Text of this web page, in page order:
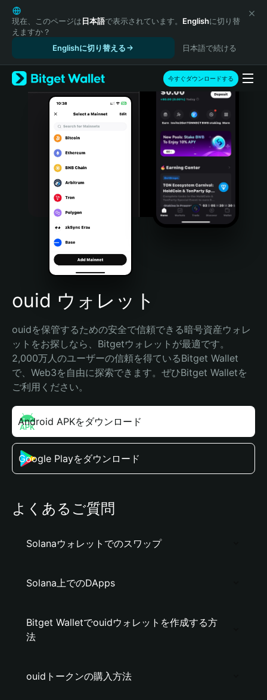
English
日本語
Tiếng Việt
Español (Latinoamérica)
Türkçe
Italiano
Português (Portugal)
Bahasa Indonesia
Português (Brasil)
Español (Argentina)
現在、このページは日本語で表示されています。 Englishに切り替
えますか？
Englishに切り替える
日本語で続ける
今すぐダウンロードする
ouid ウォレット
ouidを保管するための安全で信頼できる暗号資産ウォレ
ットをお探しなら、Bitgetウォレットが最適です。
2,000万人のユーザーの信頼を得ているBitget Wallet
で、Web3を自由に探索できます。ぜひBitget Walletを
ご利用ください。
Android APKをダウンロード
Google Playをダウンロード
よくあるご質問
Solanaウォレットでのスワップ
Solana上でのDApps
Bitget Walletでouidウォレットを作成する方
法
ouidトークンの購入方法